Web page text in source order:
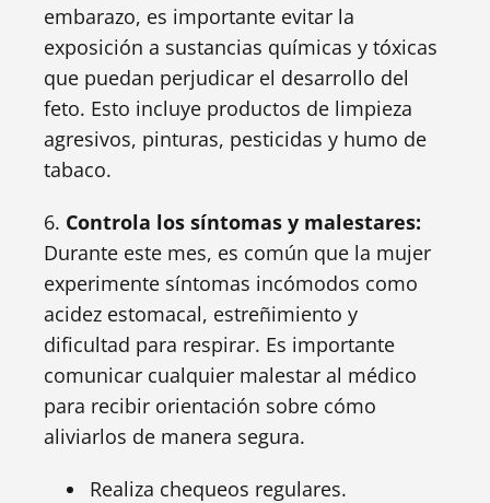
embarazo, es importante evitar la
exposición a sustancias químicas y tóxicas
que puedan perjudicar el desarrollo del
feto. Esto incluye productos de limpieza
agresivos, pinturas, pesticidas y humo de
tabaco.
6. Controla los síntomas y malestares:
Durante este mes, es común que la mujer
experimente síntomas incómodos como
acidez estomacal, estreñimiento y
dificultad para respirar. Es importante
comunicar cualquier malestar al médico
para recibir orientación sobre cómo
aliviarlos de manera segura.
Realiza chequeos regulares.